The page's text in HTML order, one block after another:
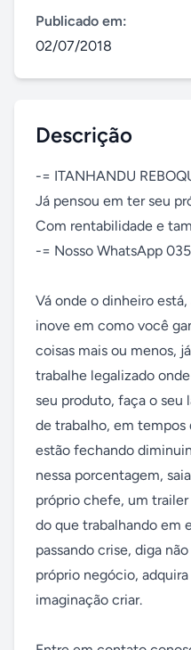
Publicado em:
02/07/2018
Descrição
-= ITANHANDU
Já pensou em ter seu
Com rentabilidade e
-= Nosso WhatsApp
Vá onde o dinheiro
inove em como você
coisas mais ou menos,
trabalhe legalizado
seu produto, faça o seu
de trabalho, em tempos
estão fechando
nessa porcentagem,
próprio chefe, um
do que trabalhando em
passando crise, diga
próprio negócio,
imaginação criar.